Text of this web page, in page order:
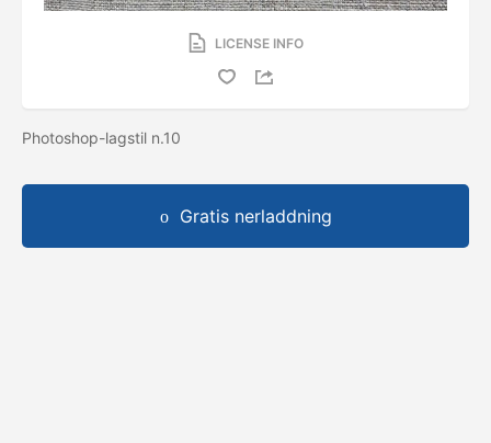
LICENSE INFO
Photoshop-lagstil n.10
Gratis nerladdning